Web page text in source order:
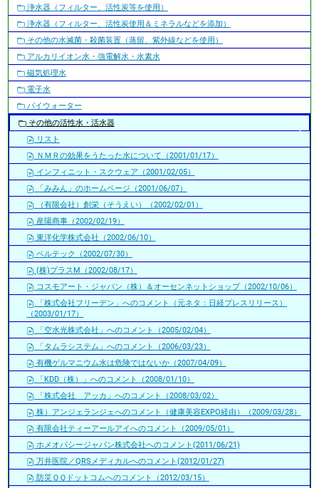
浄水器（フィルター、活性炭等を使用）
浄水器（フィルター、活性炭使用＆ミネラルなどを添加）
その他の水滅菌・殺菌装置（蒸留、紫外線などを使用）
アルカリイオン水・強電解水・水素水
磁気処理水
電子水
パイウォーター
その他の活性水・活水器
リスト
ＮＭＲの効果をうたった水について（2001/01/17）
インフィニット・スクウェア（2001/02/05）
「みみん」のホームページ（2001/06/07）
（有限会社）創栄（そうえい）（2002/02/01）
産陽商事（2002/02/19）
東洋化学株式会社（2002/06/10）
ベルテック（2002/07/30）
(株)プラスM（2002/08/17）
コスモアート・ジャパン（株）＆オーセンネットショップ（2002/10/06）
「株式会社フリーデン」へのコメント（元ネタ：日経プレスリリース）
（2003/01/17）
「空水光株式会社」へのコメント（2005/02/04）
「タムラシステム」へのコメント（2006/03/23）
有機ゲルマニウム水は危険ではないか（2007/04/09）
「KDD（株）」へのコメント（2008/01/10）
「株式会社 アッカ」へのコメント（2008/03/02）
株）アンジェランジェへのコメント（健康美容EXPO経由）（2009/03/28）
有限会社ティーアールアイへのコメント（2009/05/01）
ホメオパシージャパン株式会社へのコメント(2011/06/21)
万井医院／QRSメディカルへのコメント(2012/01/27)
防災ＱＱドットコムへのコメント（2012/03/15）